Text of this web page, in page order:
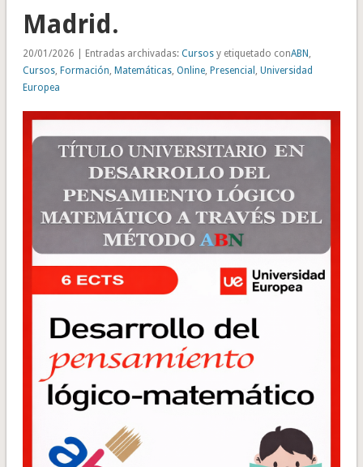
Madrid.
20/01/2026 | Entradas archivadas: Cursosy etiquetado conABN ,
Cursos, Formación, Matemáticas, Online, Presencial , Universidad
Europea